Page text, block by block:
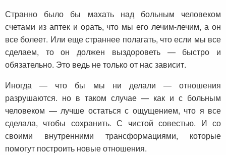
Странно было бы махать над больным человеком
счетами из аптек и орать, что мы его лечим-лечим, а он
все болеет. Или еще страннее полагать, что если мы все
сделаем, то он должен выздороветь — быстро и
обязательно. Это ведь не только от нас зависит.
Иногда — что бы мы ни делали — отношения
разрушаются. но в таком случае — как и с больным
человеком — лучше остаться с ощущением, что я все
сделала, чтобы сохранить. С чистой совестью. И со
своими внутренними трансформациями, которые
помогут построить новые отношения.